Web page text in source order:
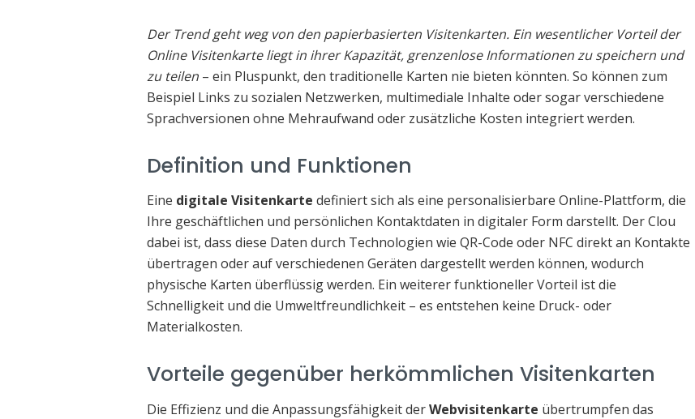
Der Trend geht weg von den papierbasierten Visitenkarten. Ein wesentlicher Vorteil der
Online Visitenkarte liegt in ihrer Kapazität, grenzenlose Informationen zu speichern und
zu teilen– ein Pluspunkt, den traditionelle Karten nie bieten könnten. So können zum
Beispiel Links zu sozialen Netzwerken, multimediale Inhalte oder sogar verschiedene
Sprachversionen ohne Mehraufwand oder zusätzliche Kosten integriert werden.
Definition und Funktionen
Eine digitale Visitenkarte definiert sich als eine personalisierbare Online-Plattform, die
Ihre geschäftlichen und persönlichen Kontaktdaten in digitaler Form darstellt. Der Clou
dabei ist, dass diese Daten durch Technologien wie QR-Code oder NFC direkt an Kontakte
übertragen oder auf verschiedenen Geräten dargestellt werden können, wodurch
physische Karten überflüssig werden. Ein weiterer funktioneller Vorteil ist die
Schnelligkeit und die Umweltfreundlichkeit – es entstehen keine Druck- oder
Materialkosten.
Vorteile gegenüber herkömmlichen Visitenkarten
Die Effizienz und die Anpassungsfähigkeit derWebvisitenkarte übertrumpfen das